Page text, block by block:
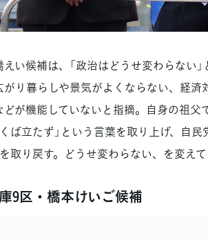
い候補は、「政治はどうせ変わらない
がり暮らしや景気がよくならない、経
どが機能していないと指摘。自身の祖
くば立たず」という言葉を取り上げ、自
を取り戻す。どうせ変わらない、を変えて
9区・橋本けいご候補